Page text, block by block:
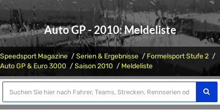
Auto GP - 2010: Meldeliste
Speedsport Magazine Serien & Ergebnisse
Formelsport Stufe 2
Auto GP & Euro 3000
Saison 2010 Meldeliste